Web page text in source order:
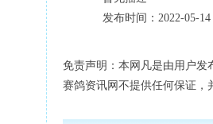
发布时间：2022-05-
免责声明：本网凡是由用户发
赛鸽资讯网不提供任何保证，